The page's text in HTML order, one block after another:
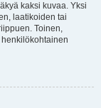
kaksi kuvaa. Yksi
laatikoiden tai
Toinen,